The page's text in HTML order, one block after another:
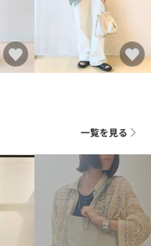
一覧を見る